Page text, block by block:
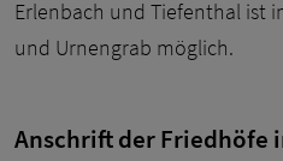
Erlenbach und Tiefenthal ist
und Urnengrab möglich.
Anschrift der Friedhöfe